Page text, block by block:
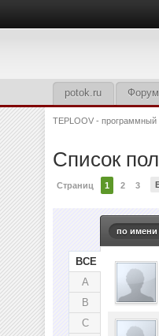
potok.ru
TEPLOOV - программный
Список
Страниц 1 2 3
ВСЕ
A
B
C
по имени